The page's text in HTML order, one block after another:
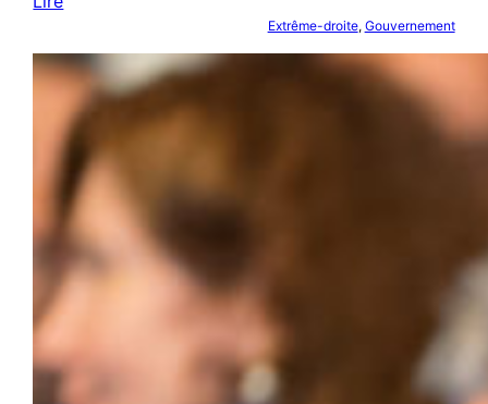
Extrême-droite, Gouvernement